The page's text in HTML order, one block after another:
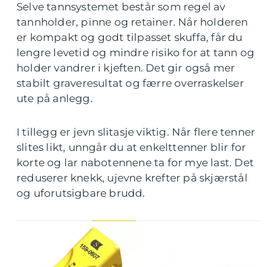
Selve tannsystemet består som regel av
tannholder, pinne og retainer. Når holderen
er kompakt og godt tilpasset skuffa, får du
lengre levetid og mindre risiko for at tann og
holder vandrer i kjeften. Det gir også mer
stabilt graveresultat og færre overraskelser
ute på anlegg.
I tillegg er jevn slitasje viktig. Når flere tenner
slites likt, unngår du at enkelttenner blir for
korte og lar nabotennene ta for mye last. Det
reduserer knekk, ujevne krefter på skjærstål
og uforutsigbare brudd.